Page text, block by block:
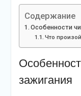
Содержание
Особенности
Что
зажигания